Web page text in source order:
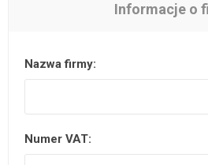
Informacje o
Nazwa firmy:
Numer VAT: